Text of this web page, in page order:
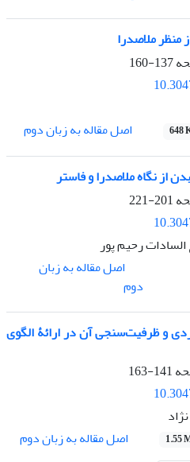
منظر ملاصدرا
137-160
648
اصل مقاله به زبان دوم
از نگاه ملاصدرا و فاستر
201-221
رحیم پور
اصل مقاله به زبان
دوم
و ظرفیت‌سنجی آن در ارائۀ الگوی
141-163
1.55
اصل مقاله به زبان دوم